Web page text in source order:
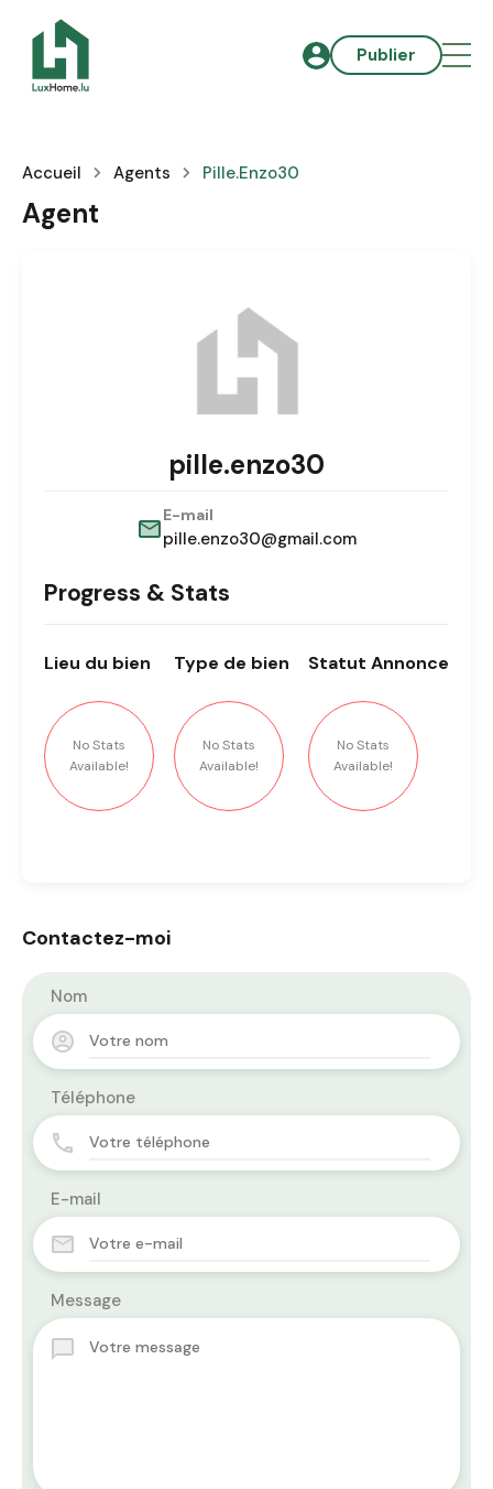
Publier
Accueil Agents Pille.enzo30
Agent
pille.enzo30
E-mail
pille.enzo30@gmail.com
Progress & Stats
Lieu du bien
No Stats
Available!
Type de bien
No Stats
Available!
Statut Annonce
No Stats
Available!
Contactez-moi
Nom
Téléphone
E-mail
Message